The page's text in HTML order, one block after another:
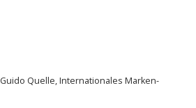
Guido Quelle,Internationales Marken-